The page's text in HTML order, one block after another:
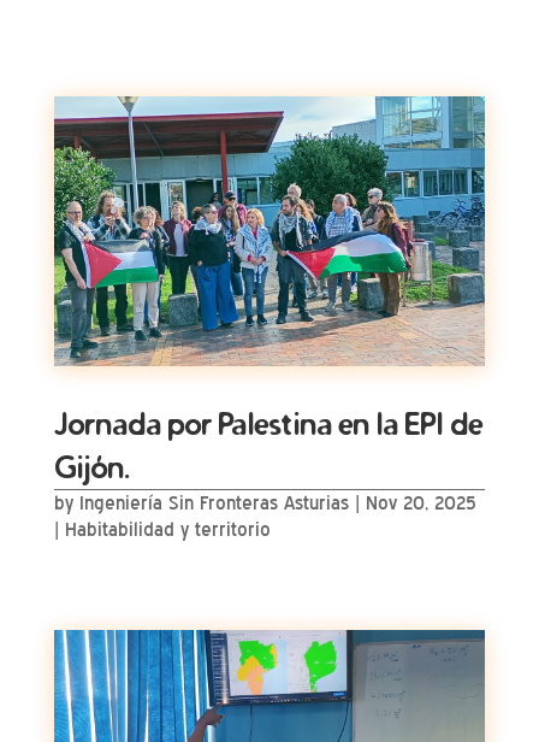
Jornada por Palestina en la EPI de
Gijón.
by Ingeniería Sin Fronteras Asturias| Nov 20, 2025
| Habitabilidad y territorio